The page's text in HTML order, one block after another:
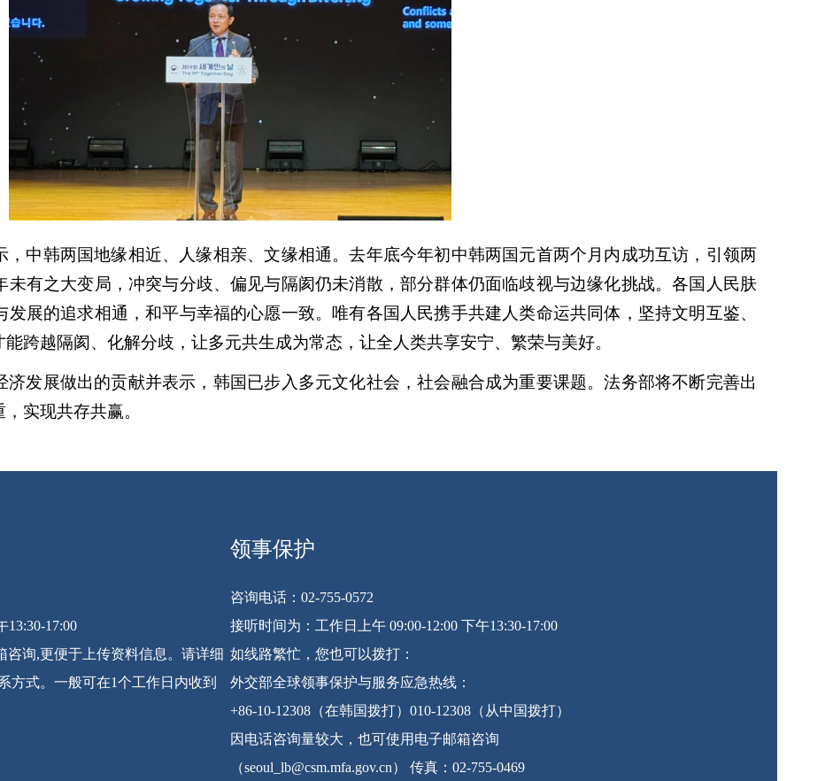
中韩两国地缘相近、人缘相亲、文缘相通。去年底今年初中韩两国元首两个月内成功互访，引领两
有之大变局，冲突与分歧、偏见与隔阂仍未消散，部分群体仍面临歧视与边缘化挑战。各国人民肤
展的追求相通，和平与幸福的心愿一致。唯有各国人民携手共建人类命运共同体，坚持文明互鉴、
跨越隔阂、化解分歧，让多元共生成为常态，让全人类共享安宁、繁荣与美好。
发展做出的贡献并表示，韩国已步入多元文化社会，社会融合成为重要课题。法务部将不断完善出
实现共存共赢。
13:30-17:00
咨询,更便于上传资料信息。请详细
方式。一般可在1个工作日内收到
领事保护
咨询电话：02-755-0572
接听时间为：工作日上午 09:00-12:00 下午13:30-17:00
如线路繁忙，您也可以拨打：
外交部全球领事保护与服务应急热线：
+86-10-12308（在韩国拨打）010-12308（从中国拨打）
因电话咨询量较大，也可使用电子邮箱咨询
（seoul_lb@csm.mfa.gov.cn） 传真：02-755-0469